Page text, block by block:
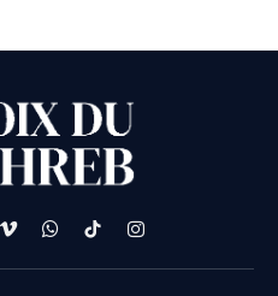
VimeoWhatsApp
TikTokInstagram